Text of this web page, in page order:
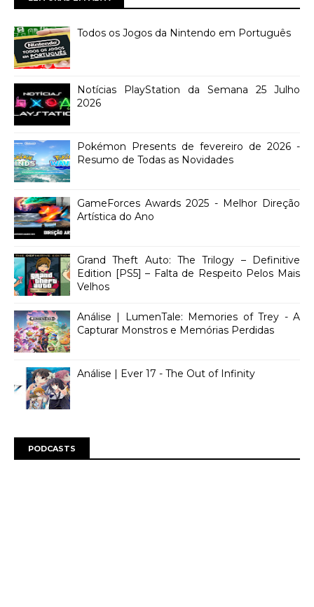
Todos os Jogos da Nintendo em Português
Notícias PlayStation da Semana 25 Julho
2026
Pokémon Presents de fevereiro de 2026 -
Resumo de Todas as Novidades
GameForces Awards 2025 - Melhor Direção
Artística do Ano
Grand Theft Auto: The Trilogy – Definitive
Edition [PS5] – Falta de Respeito Pelos Mais
Velhos
Análise | LumenTale: Memories of Trey - A
Capturar Monstros e Memórias Perdidas
Análise | Ever 17 - The Out of Infinity
PODCASTS